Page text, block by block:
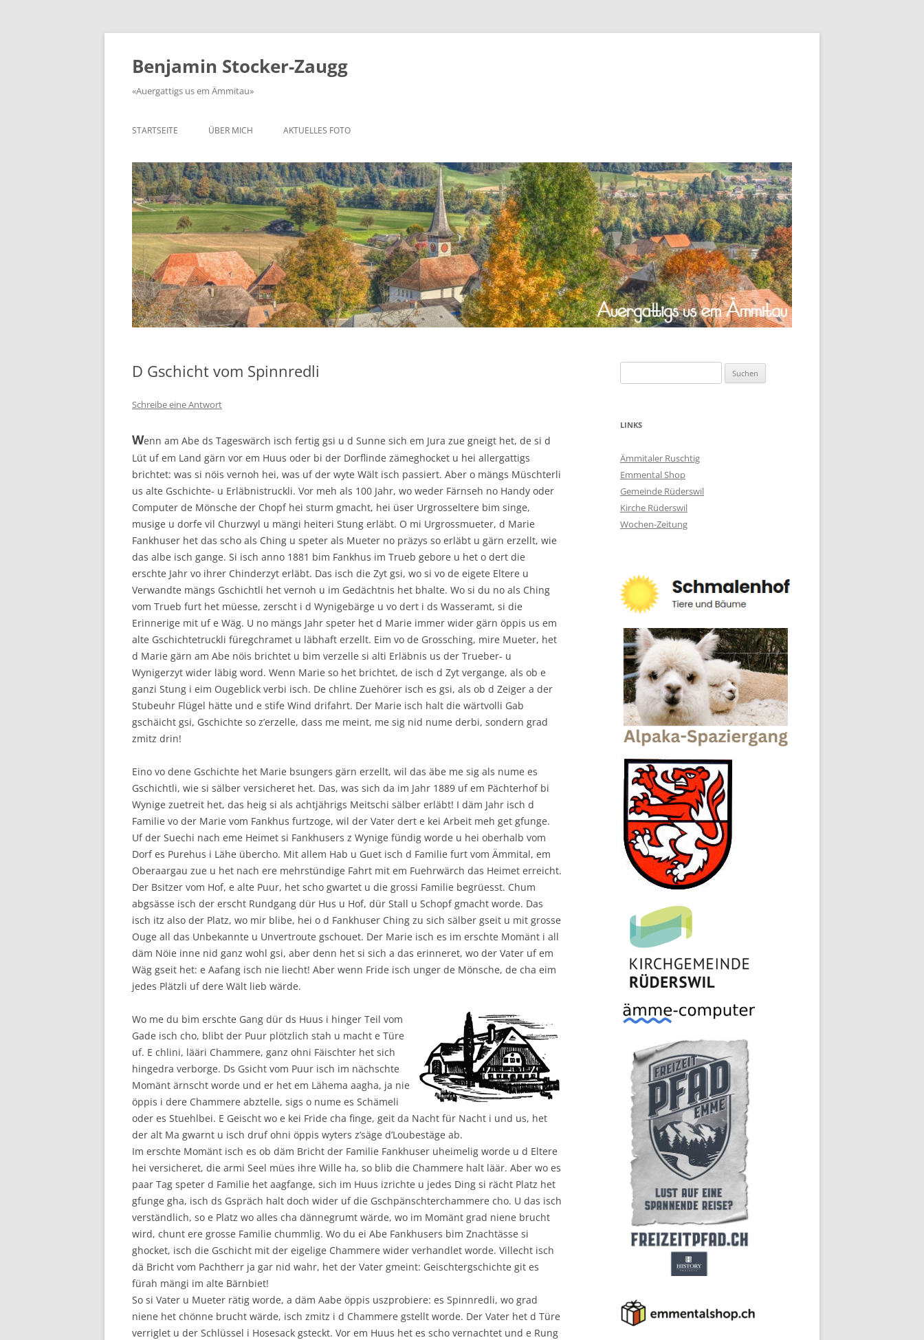
Zum
springen
Benjamin Stocker-Zaugg
«Auergattigs us em Ämmitau»
STARTSEITE ÜBER MICH AKTUELLES FOTO
D Gschicht vom Spinnredli
Schreibe eine Antwort
Wenn am Abe ds Tageswärch isch fertig gsi u d Sunne sich em Jura zue gneigt het, de si d
Lüt uf em Land gärn vor em Huus oder bi der Dorflinde zämeghocket u hei allergattigs
brichtet: was si nöis vernoh hei, was uf der wyte Wält isch passiert. Aber o mängs Müschterli
us alte Gschichte- u Erläbnistruckli. Vor meh als 100 Jahr, wo weder Färnseh no Handy oder
Computer de Mönsche der Chopf hei sturm gmacht, hei üser Urgrosseltere bim singe,
musige u dorfe vil Churzwyl u mängi heiteri Stung erläbt. O mi Urgrossmueter, d Marie
Fankhuser het das scho als Ching u speter als Mueter no präzys so erläbt u gärn erzellt, wie
das albe isch gange. Si isch anno 1881 bim Fankhus im Trueb gebore u het o dert die
erschte Jahr vo ihrer Chinderzyt erläbt. Das isch die Zyt gsi, wo si vo de eigete Eltere u
Verwandte mängs Gschichtli het vernoh u im Gedächtnis het bhalte. Wo si du no als Ching
vom Trueb furt het müesse, zerscht i d Wynigebärge u vo dert i ds Wasseramt, si die
Erinnerige mit uf e Wäg. U no mängs Jahr speter het d Marie immer wider gärn öppis us em
alte Gschichtetruckli füregchramet u läbhaft erzellt. Eim vo de Grossching, mire Mueter, het
d Marie gärn am Abe nöis brichtet u bim verzelle si alti Erläbnis us der Trueber- u
Wynigerzyt wider läbig word. Wenn Marie so het brichtet, de isch d Zyt vergange, als ob e
ganzi Stung i eim Ougeblick verbi isch. De chline Zuehörer isch es gsi, als ob d Zeiger a der
Stubeuhr Flügel hätte und e stife Wind drifahrt. Der Marie isch halt die wärtvolli Gab
gschäicht gsi, Gschichte so z’erzelle, dass me meint, me sig nid nume derbi, sondern grad
zmitz drin!
Eino vo dene Gschichte het Marie bsungers gärn erzellt, wil das äbe me sig als nume es
Gschichtli, wie si sälber versicheret het. Das, was sich da im Jahr 1889 uf em Pächterhof bi
Wynige zuetreit het, das heig si als achtjährigs Meitschi sälber erläbt! I däm Jahr isch d
Familie vo der Marie vom Fankhus furtzoge, wil der Vater dert e kei Arbeit meh get gfunge.
Uf der Suechi nach eme Heimet si Fankhusers z Wynige fündig worde u hei oberhalb vom
Dorf es Purehus i Lähe übercho. Mit allem Hab u Guet isch d Familie furt vom Ämmital, em
Oberaargau zue u het nach ere mehrstündige Fahrt mit em Fuehrwärch das Heimet erreicht.
Der Bsitzer vom Hof, e alte Puur, het scho gwartet u die grossi Familie begrüesst. Chum
abgsässe isch der erscht Rundgang dür Hus u Hof, dür Stall u Schopf gmacht worde. Das
isch itz also der Platz, wo mir blibe, hei o d Fankhuser Ching zu sich sälber gseit u mit grosse
Ouge all das Unbekannte u Unvertroute gschouet. Der Marie isch es im erschte Momänt i all
däm Nöie inne nid ganz wohl gsi, aber denn het si sich a das erinneret, wo der Vater uf em
Wäg gseit het: e Aafang isch nie liecht! Aber wenn Fride isch unger de Mönsche, de cha eim
jedes Plätzli uf dere Wält lieb wärde.
Wo me du bim erschte Gang dür ds Huus i hinger Teil vom
Gade isch cho, blibt der Puur plötzlich stah u macht e Türe
uf. E chlini, lääri Chammere, ganz ohni Fäischter het sich
hingedra verborge. Ds Gsicht vom Puur isch im nächschte
Momänt ärnscht worde und er het em Lähema aagha, ja nie
öppis i dere Chammere abztelle, sigs o nume es Schämeli
oder es Stuehlbei. E Geischt wo e kei Fride cha finge, geit da Nacht für Nacht i und us, het
der alt Ma gwarnt u isch druf ohni öppis wyters z’säge d’Loubestäge ab.
Im erschte Momänt isch es ob däm Bricht der Familie Fankhuser uheimelig worde u d Eltere
hei versicheret, die armi Seel mües ihre Wille ha, so blib die Chammere halt läär. Aber wo es
paar Tag speter d Familie het aagfange, sich im Huus izrichte u jedes Ding si rächt Platz het
gfunge gha, isch ds Gspräch halt doch wider uf die Gschpänschterchammere cho. U das isch
verständlich, so e Platz wo alles cha dännegrumt wärde, wo im Momänt grad niene brucht
wird, chunt ere grosse Familie chummlig. Wo du ei Abe Fankhusers bim Znachtässe si
ghocket, isch die Gschicht mit der eigelige Chammere wider verhandlet worde. Villecht isch
dä Bricht vom Pachtherr ja gar nid wahr, het der Vater gmeint: Geischtergschichte git es
fürah mängi im alte Bärnbiet!
So si Vater u Mueter rätig worde, a däm Aabe öppis uszprobiere: es Spinnredli, wo grad
niene het chönne brucht wärde, isch zmitz i d Chammere gstellt worde. Der Vater het d Türe
verriglet u der Schlüssel i Hosesack gsteckt. Vor em Huus het es scho vernachtet und e Rung
nach:
LINKS
Ämmitaler Ruschtig
Emmental Shop
Gemeinde Rüderswil
Kirche Rüderswil
Wochen-Zeitung